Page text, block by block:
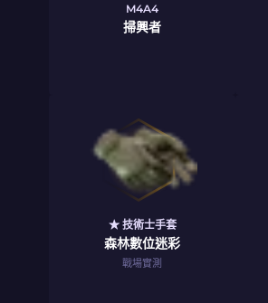
M4A4
掃興者
★ 技術士手套
森林數位迷彩
戰場實測